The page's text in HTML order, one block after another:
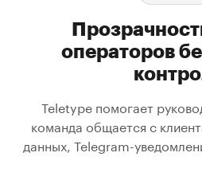
операторов
Teletype помогает
команда общается с
данных, Telegram-